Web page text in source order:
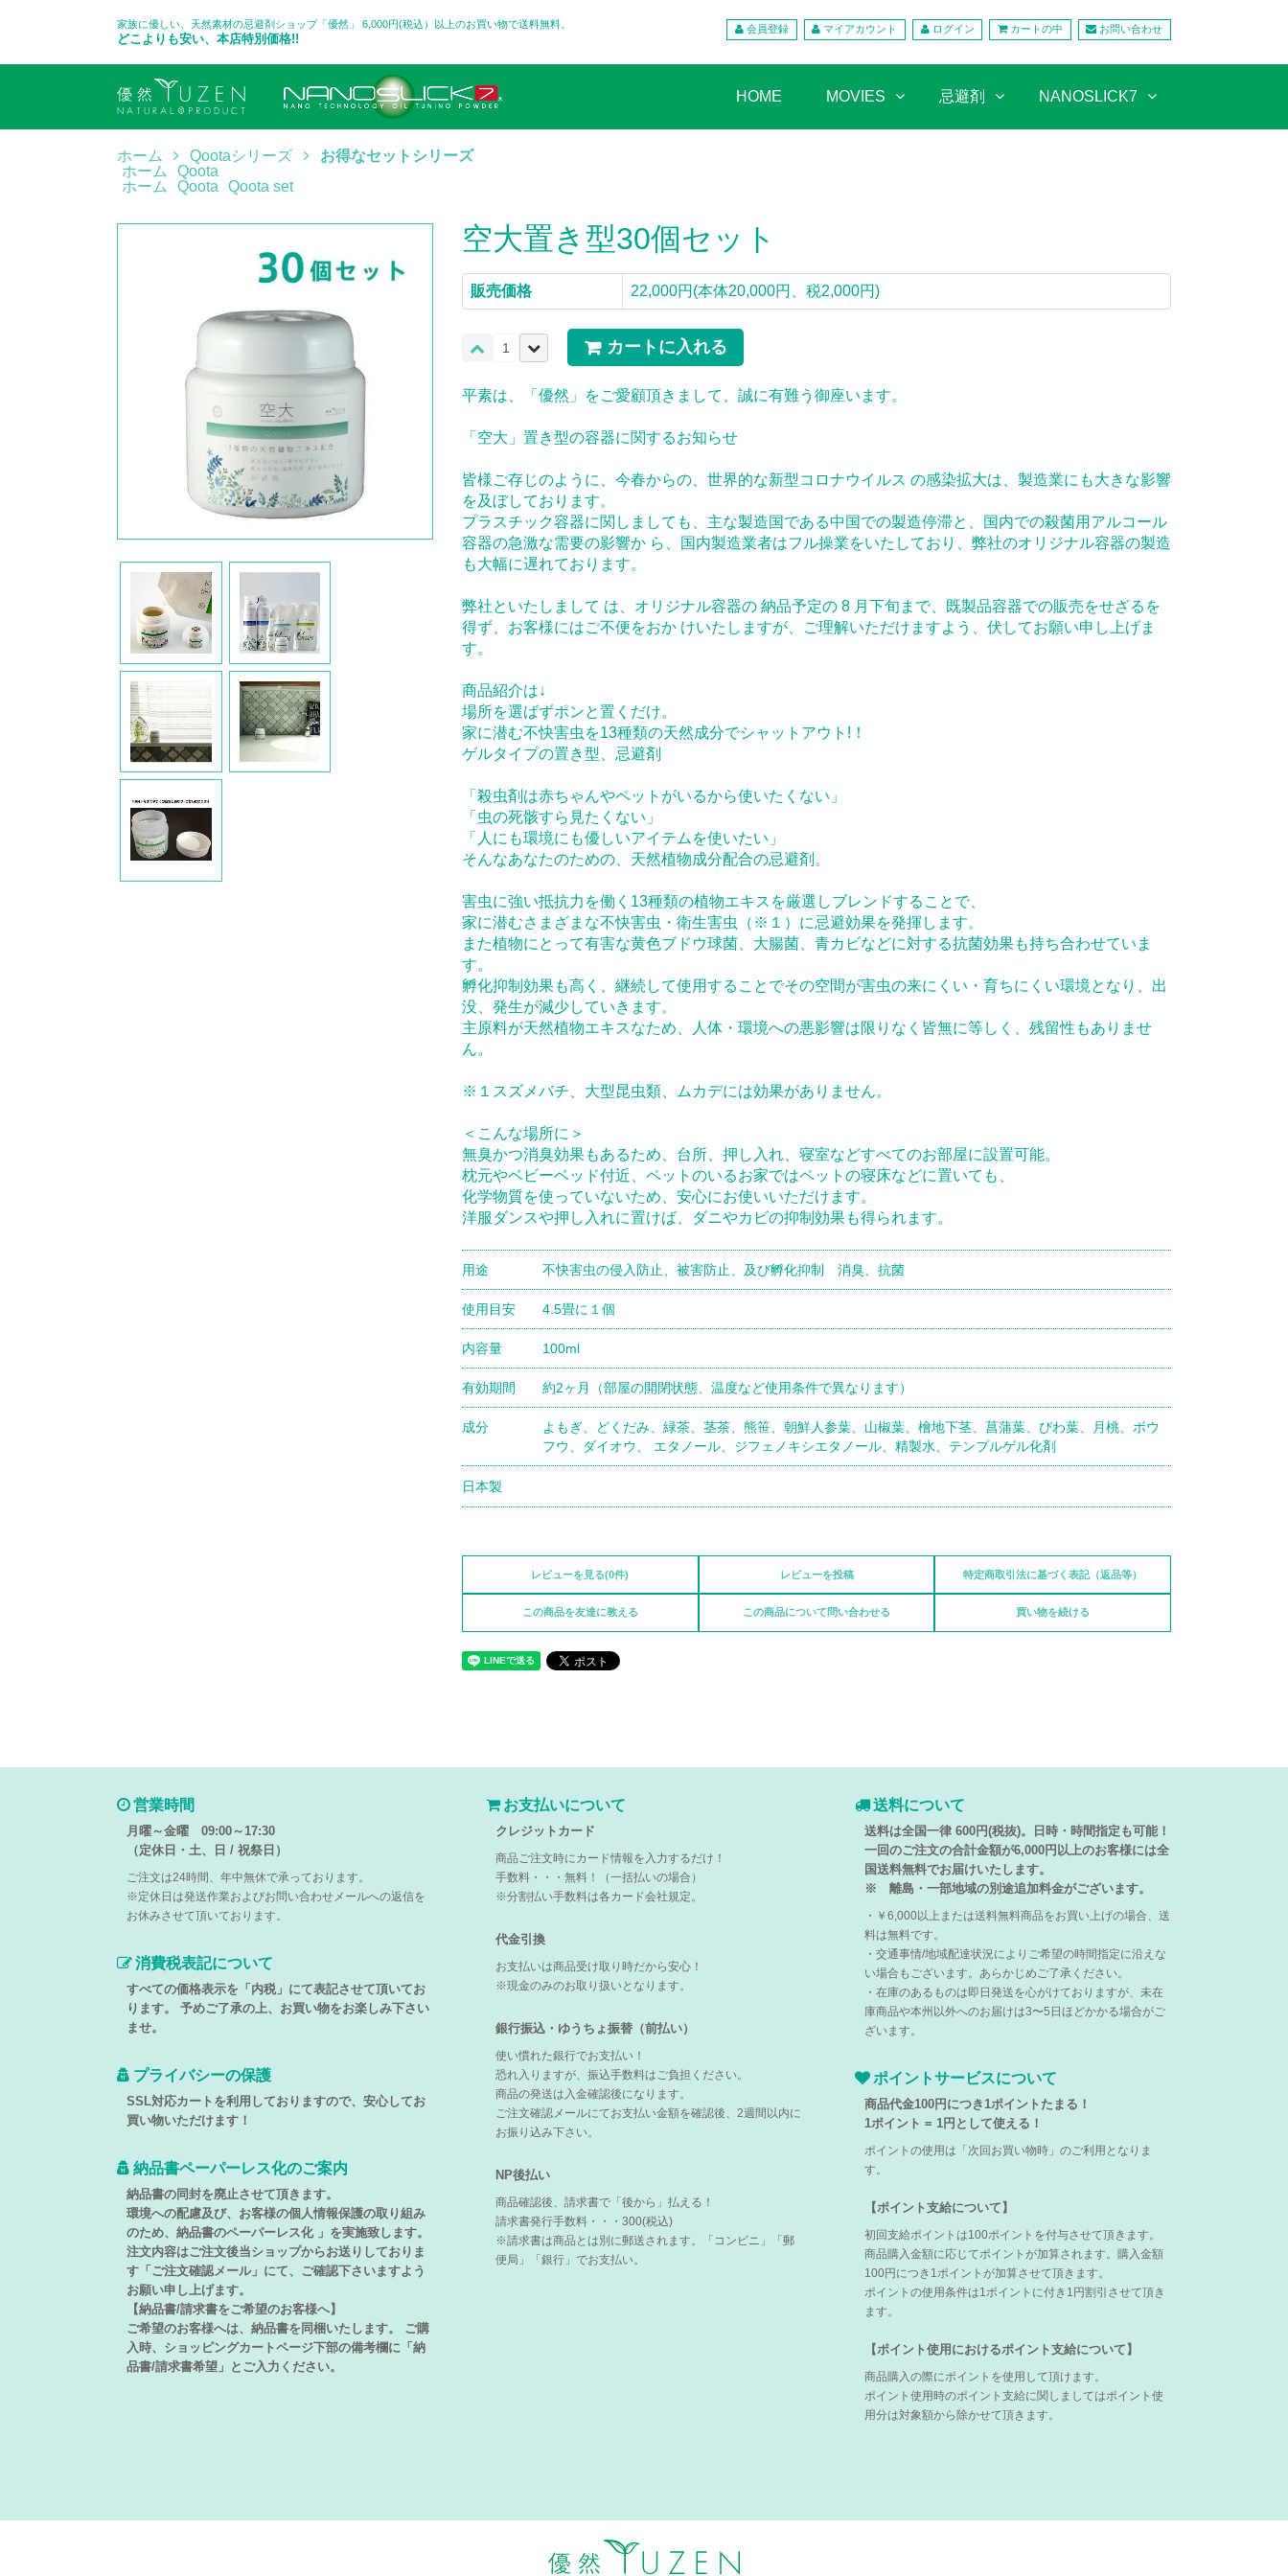
家族に優しい、天然素材の忌避剤ショップ「優然」 6,000円(税込）以上のお買い物で送料無料。
どこよりも安い、本店特別価格!!
会員登録 マイアカウント ログイン カートの中 お問い合わせ
HOME MOVIES 忌避剤 NANOSLICK7
ホーム Qootaシリーズ
お得なセットシリーズ
ホーム
Qoota
ホーム
Qoota Qoota set
空大置き型30個セット
販売価格 22,000円(本体20,000円、税2,000円)
カートに入れる
平素は、「優然」をご愛顧頂きまして、誠に有難う御座います。
「空大」置き型の容器に関するお知らせ
皆様ご存じのように、今春からの、世界的な新型コロナウイルス の感染拡大は、製造業にも大きな影響
を及ぼしております。
プラスチック容器に関しましても、主な製造国である中国での製造停滞と、国内での殺菌用アルコール
容器の急激な需要の影響か ら、国内製造業者はフル操業をいたしており、弊社のオリジナル容器の製造
も大幅に遅れております。
弊社といたしまして は、オリジナル容器の 納品予定の 8 月下旬まで、既製品容器での販売をせざるを
得ず、お客様にはご不便をおか けいたしますが、ご理解いただけますよう、伏してお願い申し上げま
す。
商品紹介は↓
場所を選ばずポンと置くだけ。
家に潜む不快害虫を13種類の天然成分でシャットアウト!！
ゲルタイプの置き型、忌避剤
「殺虫剤は赤ちゃんやペットがいるから使いたくない」
「虫の死骸すら見たくない」
「人にも環境にも優しいアイテムを使いたい」
そんなあなたのための、天然植物成分配合の忌避剤。
害虫に強い抵抗力を働く13種類の植物エキスを厳選しブレンドすることで、
家に潜むさまざまな不快害虫・衛生害虫（※１）に忌避効果を発揮します。
また植物にとって有害な黄色ブドウ球菌、大腸菌、青カビなどに対する抗菌効果も持ち合わせていま
す。
孵化抑制効果も高く、継続して使用することでその空間が害虫の来にくい・育ちにくい環境となり、出
没、発生が減少していきます。
主原料が天然植物エキスなため、人体・環境への悪影響は限りなく皆無に等しく、残留性もありませ
ん。
※１スズメバチ、大型昆虫類、ムカデには効果がありません。
＜こんな場所に＞
無臭かつ消臭効果もあるため、台所、押し入れ、寝室などすべてのお部屋に設置可能。
枕元やベビーベッド付近、ペットのいるお家ではペットの寝床などに置いても、
化学物質を使っていないため、安心にお使いいただけます。
洋服ダンスや押し入れに置けば、ダニやカビの抑制効果も得られます。
用途 不快害虫の侵入防止、被害防止、及び孵化抑制 消臭、抗菌
使用目安 4.5畳に１個
内容量 100ml
有効期間 約2ヶ月（部屋の開閉状態、温度など使用条件で異なります）
成分
よもぎ、どくだみ、緑茶、茎茶、熊笹、朝鮮人参葉、山椒葉、檜地下茎、菖蒲葉、びわ葉、月桃、ボウ
フウ、ダイオウ、
エタノール、ジフェノキシエタノール、精製水、テンプルゲル化剤
日本製
レビューを見る(0件) レビューを投稿 特定商取引法に基づく表記（返品等）
この商品を友達に教える この商品について問い合わせる 買い物を続ける
営業時間
月曜～金曜 09:00～17:30
（定休日・土、日 / 祝祭日）
ご注文は24時間、年中無休で承っております。
※定休日は発送作業およびお問い合わせメールへの返信を
お休みさせて頂いております。
消費税表記について
すべての価格表示を「内税」にて表記させて頂いてお
ります。 予めご了承の上、お買い物をお楽しみ下さい
ませ。
プライバシーの保護
SSL対応カートを利用しておりますので、安心してお
買い物いただけます！
納品書ペーパーレス化のご案内
納品書の同封を廃止させて頂きます。
環境への配慮及び、お客様の個人情報保護の取り組み
のため、納品書のペーパーレス化 」を実施致します。
注文内容はご注文後当ショップからお送りしておりま
す「ご注文確認メール」にて、ご確認下さいますよう
お願い申し上げます。
【納品書/請求書をご希望のお客様へ】
ご希望のお客様へは、納品書を同梱いたします。 ご購
入時、ショッピングカートページ下部の備考欄に「納
品書/請求書希望」とご入力ください。
お支払いについて
クレジットカード
商品ご注文時にカード情報を入力するだけ！
手数料・・・無料！（一括払いの場合）
※分割払い手数料は各カード会社規定。
代金引換
お支払いは商品受け取り時だから安心！
※現金のみのお取り扱いとなります。
銀行振込・ゆうちょ振替（前払い）
使い慣れた銀行でお支払い！
恐れ入りますが、振込手数料はご負担ください。
商品の発送は入金確認後になります。
ご注文確認メールにてお支払い金額を確認後、2週間以内に
お振り込み下さい。
NP後払い
商品確認後、請求書で「後から」払える！
請求書発行手数料・・・300(税込)
※請求書は商品とは別に郵送されます。「コンビニ」「郵
便局」「銀行」でお支払い。
送料について
送料は全国一律 600円(税抜)。日時・時間指定も可能！
一回のご注文の合計金額が6,000円以上のお客様には全
国送料無料でお届けいたします。
※ 離島・一部地域の別途追加料金がございます。
・￥6,000以上または送料無料商品をお買い上げの場合、送
料は無料です。
・交通事情/地域配達状況によりご希望の時間指定に沿えな
い場合もございます。あらかじめご了承ください。
・在庫のあるものは即日発送を心がけておりますが、未在
庫商品や本州以外へのお届けは3〜5日ほどかかる場合がご
ざいます。
ポイントサービスについて
商品代金100円につき1ポイントたまる！
1ポイント = 1円として使える！
ポイントの使用は「次回お買い物時」のご利用となりま
す。
【ポイント支給について】
初回支給ポイントは100ポイントを付与させて頂きます。
商品購入金額に応じてポイントが加算されます。購入金額
100円につき1ポイントが加算させて頂きます。
ポイントの使用条件は1ポイントに付き1円割引させて頂き
ます。
【ポイント使用におけるポイント支給について】
商品購入の際にポイントを使用して頂けます。
ポイント使用時のポイント支給に関しましてはポイント使
用分は対象額から除かせて頂きます。